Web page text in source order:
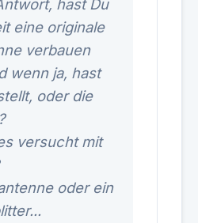
hast Du
eine originale
verbauen
wenn ja, hast
oder die
versucht mit
oder ein